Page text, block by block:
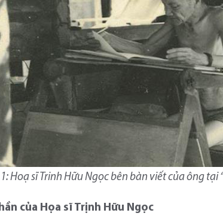
Hoạ sĩ Trinh Hữu Ngọc bên bàn viết của ông tại
của Họa sĩ Trịnh Hữu Ngọc